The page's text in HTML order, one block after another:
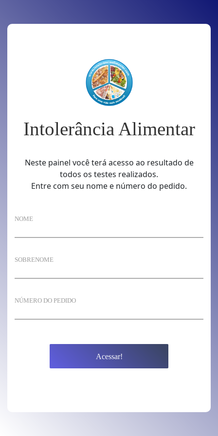
Intolerância Alimentar
Neste painel você terá acesso ao resultado de
todos os testes realizados.
Entre com seu nome e número do pedido.
Acessar!